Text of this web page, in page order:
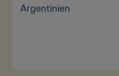
Argentinien